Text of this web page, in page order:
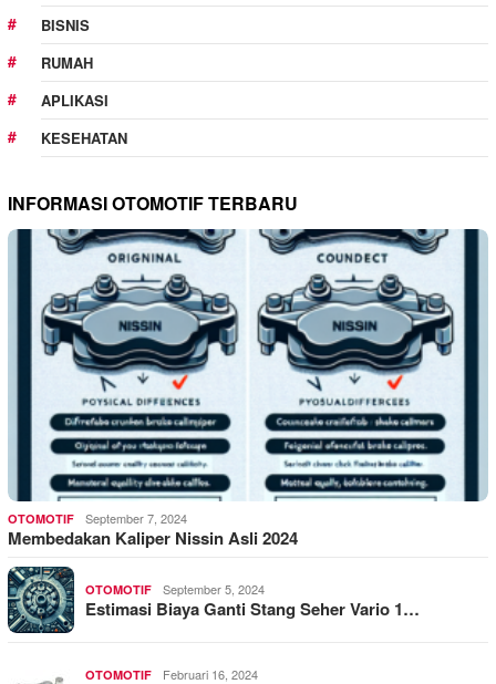
BISNIS
RUMAH
APLIKASI
KESEHATAN
INFORMASI OTOMOTIF TERBARU
OTOMOTIF September 7, 2024
Membedakan Kaliper Nissin Asli 2024
OTOMOTIF September 5, 2024
Estimasi Biaya Ganti Stang Seher Vario 1…
OTOMOTIF Februari 16, 2024